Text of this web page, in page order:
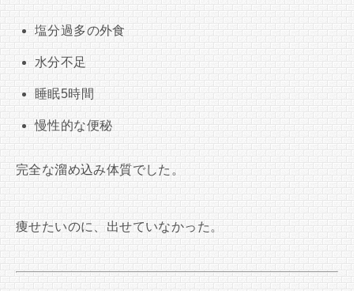
塩分過多の外食
水分不足
睡眠5時間
慢性的な便秘
完全な溜め込み体質でした。
痩せたいのに、出せていなかった。